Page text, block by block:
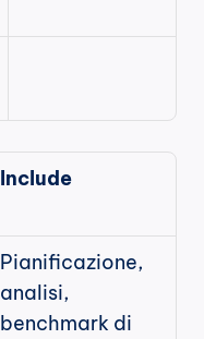
Include
Pianificazione,
analisi,
benchmark di